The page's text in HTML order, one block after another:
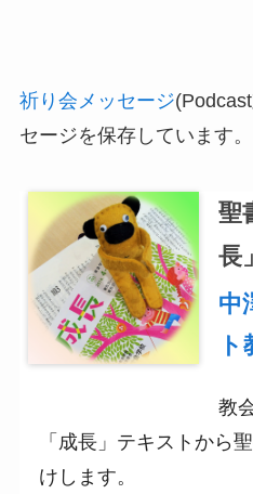
祈り会メッセージ
セージを保存しています。
聖
長
中
教
「成長」テキストから
けします。